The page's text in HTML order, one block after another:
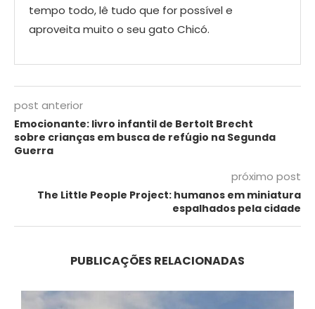
tempo todo, lê tudo que for possível e
aproveita muito o seu gato Chicó.
post anterior
Emocionante: livro infantil de Bertolt Brecht
sobre crianças em busca de refúgio na Segunda
Guerra
próximo post
The Little People Project: humanos em miniatura
espalhados pela cidade
PUBLICAÇÕES RELACIONADAS